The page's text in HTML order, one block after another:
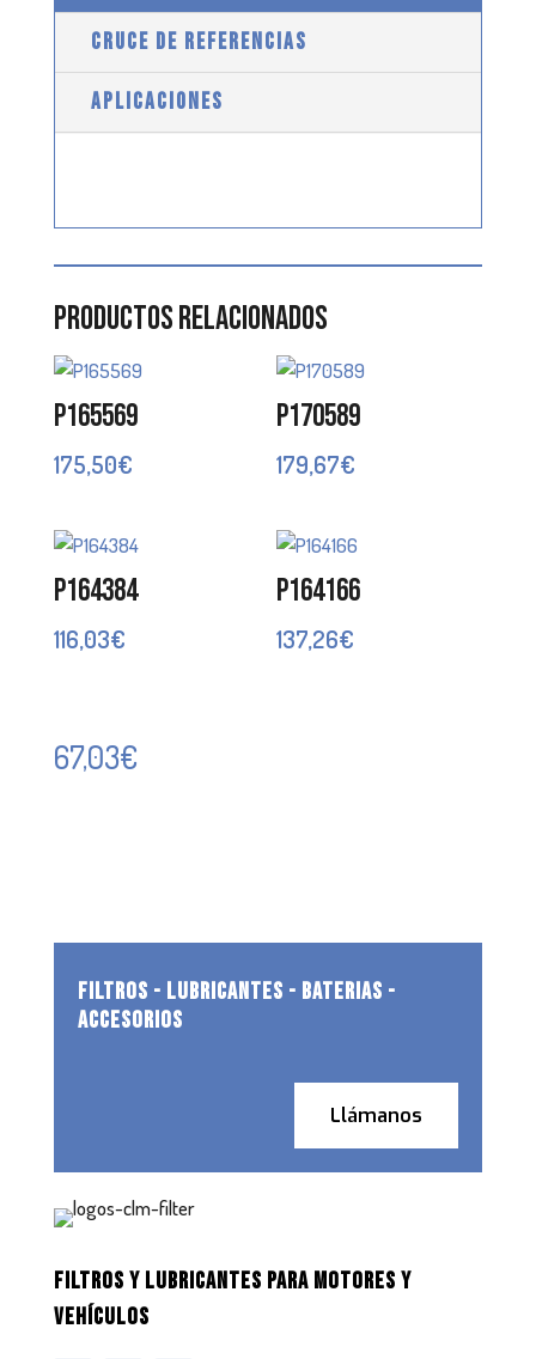
CRUCE DE REFERENCIAS
APLICACIONES
Productos relacionados
P165569
175,50€
P170589
179,67€
P164384
116,03€
P164166
137,26€
67,03€
FILTROS - LUBRICANTES - BATERIAS -
ACCESORIOS
Llámanos
FILTROS Y LUBRICANTES PARA MOTORES Y
VEHÍCULOS